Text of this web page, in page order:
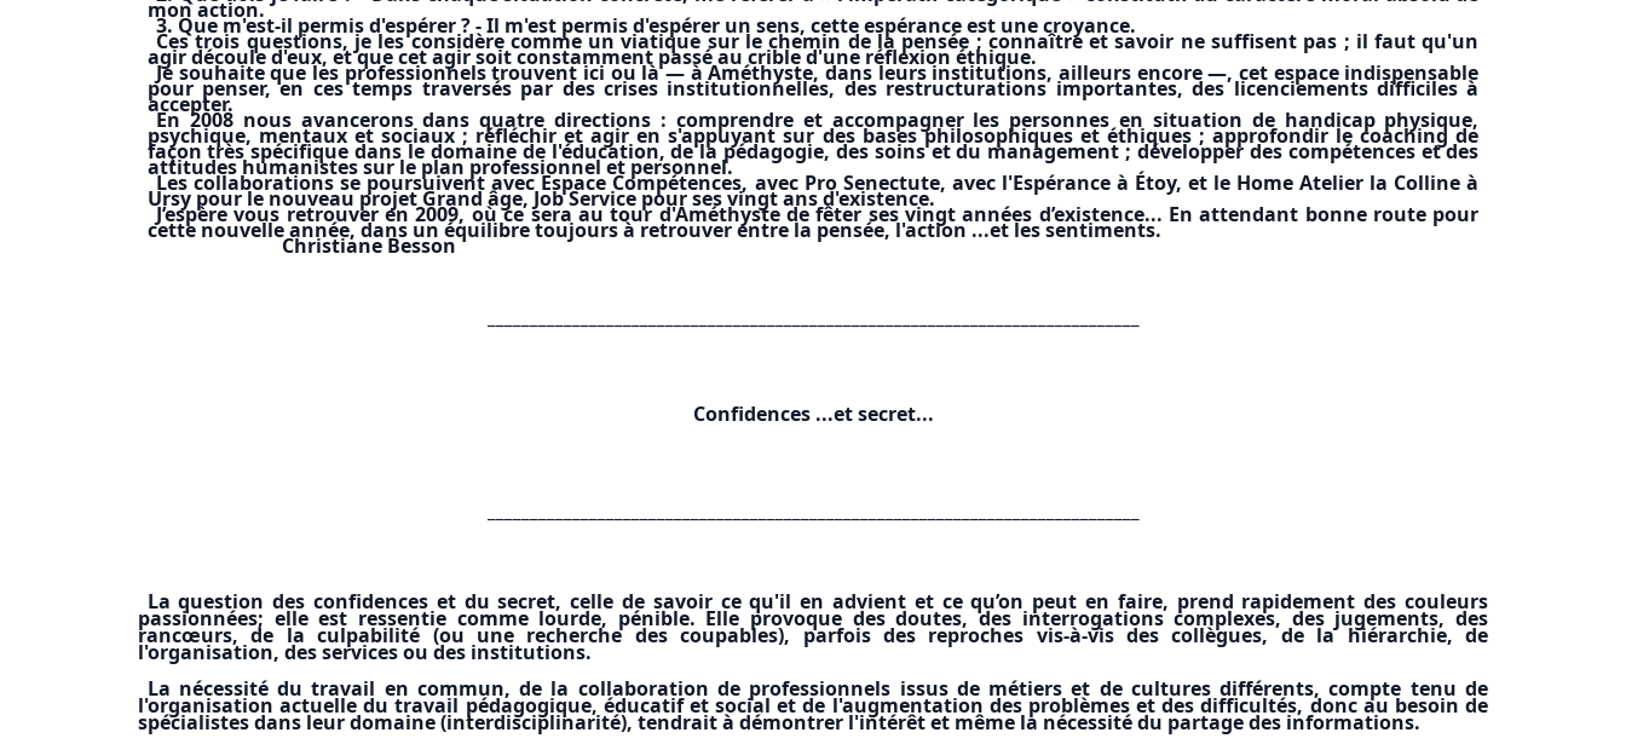
mon action.
3. Que m'est-il permis d'espérer ? - Il m'est permis d'espérer un sens, cette espérance est une croyance.
Ces trois questions, je les considère comme un viatique sur le chemin de la pensée ; connaître et savoir ne suffisent pas ; il faut qu'un
agir découle d'eux, et que cet agir soit constamment passé au crible d'une réflexion éthique.
Je souhaite que les professionnels trouvent ici ou là — à Améthyste, dans leurs institutions, ailleurs encore —, cet espace indispensable
pour penser, en ces temps traversés par des crises institutionnelles, des restructurations importantes, des licenciements difficiles à
accepter.
En 2008 nous avancerons dans quatre directions : comprendre et accompagner les personnes en situation de handicap physique,
psychique, mentaux et sociaux ; réfléchir et agir en s'appuyant sur des bases philosophiques et éthiques ; approfondir le coaching de
façon très spécifique dans le domaine de l'éducation, de la pédagogie, des soins et du management ; développer des compétences et des
attitudes humanistes sur le plan professionnel et personnel.
Les collaborations se poursuivent avec Espace Compétences, avec Pro Senectute, avec l'Espérance à Étoy, et le Home Atelier la Colline à
Ursy pour le nouveau projet Grand âge, Job Service pour ses vingt ans d'existence.
J’espère vous retrouver en 2009, où ce sera au tour d'Améthyste de fêter ses vingt années d’existence... En attendant bonne route pour
cette nouvelle année, dans un équilibre toujours à retrouver entre la pensée, l'action ...et les sentiments.
Christiane Besson
Confidences ...et secret...
La question des confidences et du secret, celle de savoir ce qu'il en advient et ce qu’on peut en faire, prend rapidement des couleurs
passionnées; elle est ressentie comme lourde, pénible. Elle provoque des doutes, des interrogations complexes, des jugements, des
rancœurs, de la culpabilité (ou une recherche des coupables), parfois des reproches vis-à-vis des collègues, de la hiérarchie, de
l'organisation, des services ou des institutions.
La nécessité du travail en commun, de la collaboration de professionnels issus de métiers et de cultures différents, compte tenu de
l'organisation actuelle du travail pédagogique, éducatif et social et de l'augmentation des problèmes et des difficultés, donc au besoin de
spécialistes dans leur domaine (interdisciplinarité), tendrait à démontrer l'intérêt et même la nécessité du partage des informations.